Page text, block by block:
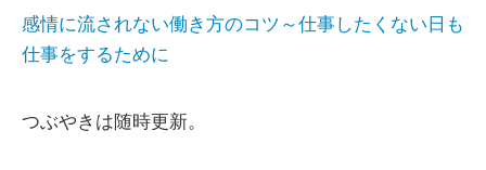
感情に流されない働き方のコツ～仕事したくない日も
仕事をするために
つぶやきは随時更新。